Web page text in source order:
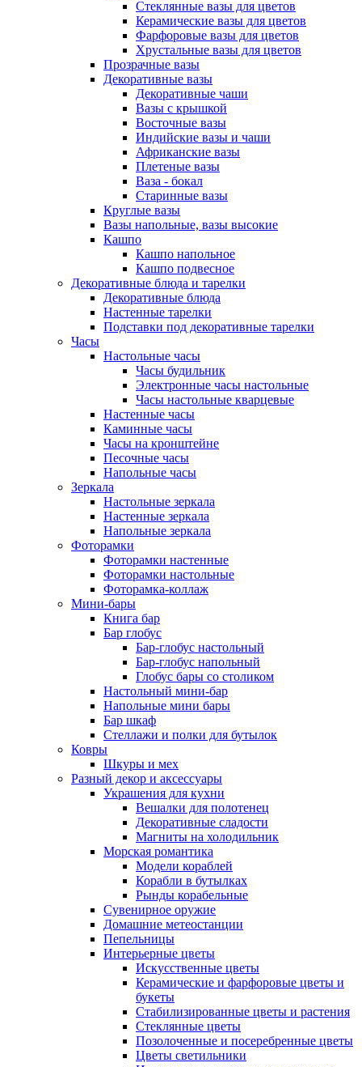
Стеклянные вазы для цветов
Керамические вазы для цветов
Фарфоровые вазы для цветов
Хрустальные вазы для цветов
Прозрачные вазы
Декоративные вазы
Декоративные чаши
Вазы с крышкой
Восточные вазы
Индийские вазы и чаши
Африканские вазы
Плетеные вазы
Ваза - бокал
Старинные вазы
Круглые вазы
Вазы напольные, вазы высокие
Кашпо
Кашпо напольное
Кашпо подвесное
Декоративные блюда и тарелки
Декоративные блюда
Настенные тарелки
Подставки под декоративные тарелки
Часы
Настольные часы
Часы будильник
Электронные часы настольные
Часы настольные кварцевые
Настенные часы
Каминные часы
Часы на кронштейне
Песочные часы
Напольные часы
Зеркала
Настольные зеркала
Настенные зеркала
Напольные зеркала
Фоторамки
Фоторамки настенные
Фоторамки настольные
Фоторамка-коллаж
Мини-бары
Книга бар
Бар глобус
Бар-глобус настольный
Бар-глобус напольный
Глобус бары со столиком
Настольный мини-бар
Напольные мини бары
Бар шкаф
Стеллажи и полки для бутылок
Ковры
Шкуры и мех
Разный декор и аксессуары
Украшения для кухни
Вешалки для полотенец
Декоративные сладости
Магниты на холодильник
Морская романтика
Модели кораблей
Корабли в бутылках
Рынды корабельные
Сувенирное оружие
Домашние метеостанции
Пепельницы
Интерьерные цветы
Искусственные цветы
Керамические и фарфоровые цветы и
букеты
Стабилизированные цветы и растения
Стеклянные цветы
Позолоченные и посеребренные цветы
Цветы светильники